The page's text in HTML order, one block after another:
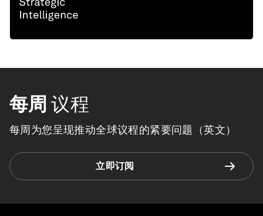
每周 议程
每周为您呈现推动全球议程的紧要问题（英文）
立即订阅